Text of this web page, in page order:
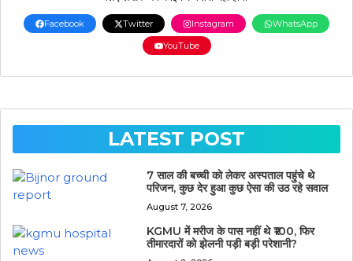
Facebook Twitter Instagram
WhatsApp
YouTube
LATEST POST
7 साल की बच्ची को लेकर अस्पताल पहुंचे थे
परिजन, कुछ देर हुआ कुछ ऐसा की उठ रहे सवाल
August 7, 2026
KGMU में मरीज के पास नहीं थे ₹100, फिर
तीमारदारों को झेलनी पड़ी बड़ी परेशानी?